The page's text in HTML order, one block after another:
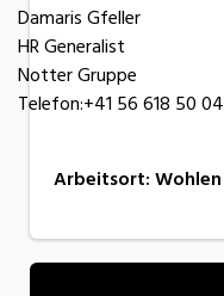
Damaris Gfeller
HR Generalist
Notter Gruppe
Telefon:+41 56 618 50 04
Arbeitsort:Wohlen